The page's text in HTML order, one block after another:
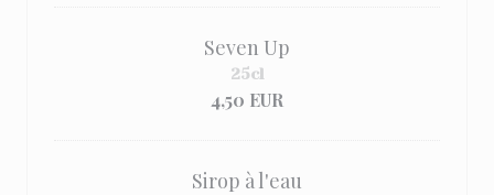
Seven Up
4,50 EUR
25cl
Sirop à l'eau